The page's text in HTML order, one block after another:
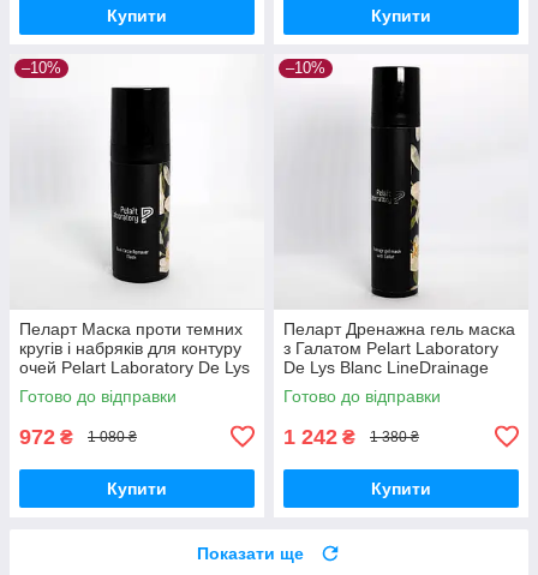
Купити Купити
–10%
Пеларт Маска проти темних
кругів і набряків для контуру
очей Pelart Laboratory De Lys
Blanc Line Dark Circle 50 мл
Готово до відправки
972 ₴ 1 080 ₴
Купити
–10%
Пеларт Дренажна гель маска
з Галатом Pelart Laboratory
De Lys Blanc LineDrainage
Gel Mask With Gallat ,100 мл
Готово до відправки
1 242 ₴ 1 380 ₴
Купити
Показати ще